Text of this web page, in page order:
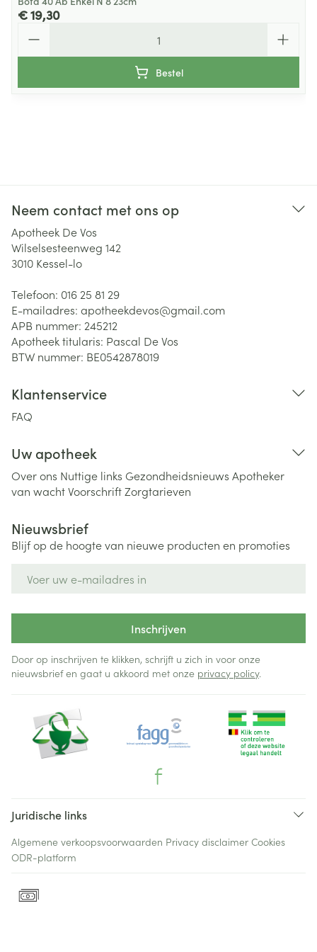
€ 19,30
Bestel
Neem contact met ons op
Apotheek De Vos
Wilselsesteenweg 142
3010 Kessel-lo
Telefoon: 016 25 81 29
E-mailadres: apotheekdevos@gmail.com
APB nummer: 245212
Apotheek titularis: Pascal De Vos
BTW nummer: BE0542878019
Klantenservice
FAQ
Uw apotheek
Over ons Nuttige links Gezondheidsnieuws Apotheker
van wachtVoorschriftZorgtarieven
Nieuwsbrief
Blijf op de hoogte van nieuwe producten en promoties
Inschrijven
Door op inschrijven te klikken, schrijft u zich in voor onze
nieuwsbrief en gaat u akkoord met onze privacy policy.
Juridische links
Algemene verkoopsvoorwaarden Privacy disclaimer Cookies
ODR-platform